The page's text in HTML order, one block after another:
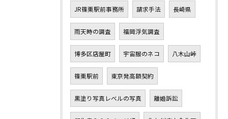
JR篠栗駅前事務所 請求手法 長崎県
雨天時の調査 福岡浮気調査
博多区店屋町 宇宙服のネコ 八木山峠
篠栗駅前 東京発高額契約
黒塗り写真レベルの写真 離婚訴訟